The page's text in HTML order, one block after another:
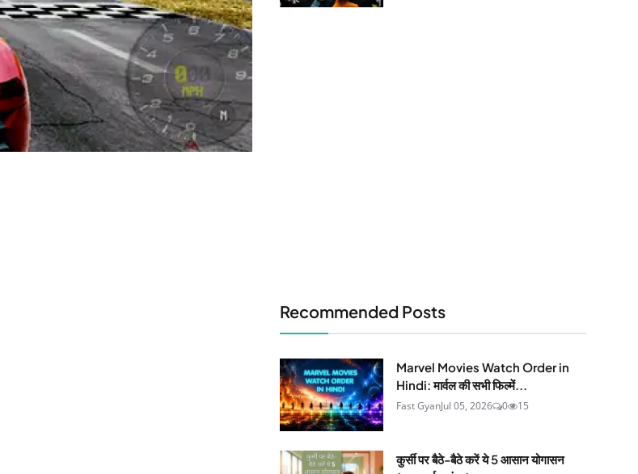
Recommended Posts
Marvel Movies Watch Order in
Hindi: मार्वल की सभी फिल्में...
Fast GyanJul 05, 2026 0 15
कुर्सी पर बैठे-बैठे करें ये 5 आसान योगासन